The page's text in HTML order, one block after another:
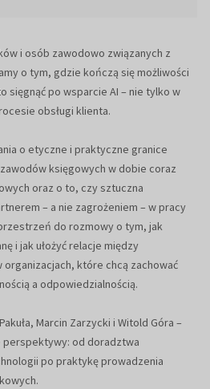
i osób zawodowo związanych z
o tym, gdzie kończą się możliwości
sięgnąć po wsparcie AI – nie tylko w
obsługi klienta.
o etyczne i praktyczne granice
księgowych w dobie coraz
oraz o to, czy sztuczna
– a nie zagrożeniem – w pracy
do rozmowy o tym, jak
i jak ułożyć relacje między
organizacjach, które chcą zachować
a odpowiedzialnością.
Marcin Zarzycki i Witold Góra –
od doradztwa
po praktykę prowadzenia